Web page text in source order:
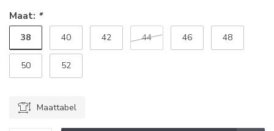
Maat: *
38 40 42 44 46 48
50 52
Maattabel